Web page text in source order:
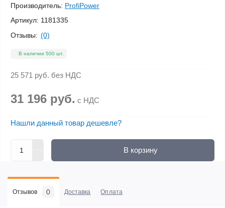
Производитель: ProfiPower
Артикул: 1181335
Отзывы: (0)
В наличии 500 шт.
25 571 руб. без НДС
31 196 руб. с НДС
Нашли данный товар дешевле?
В корзину
Отзывов 0 Доставка Оплата